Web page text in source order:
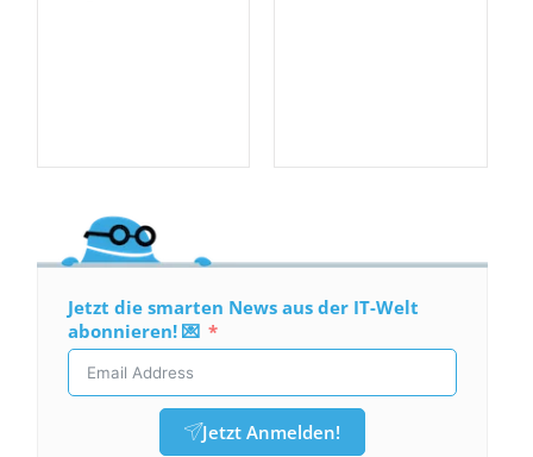
Jetzt die smarten News aus der IT-Welt
abonnieren! 💌
Jetzt Anmelden!